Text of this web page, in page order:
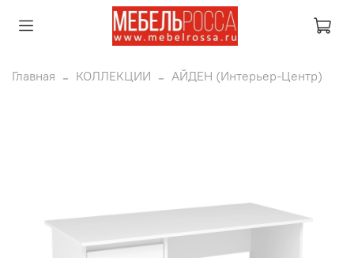
Главная КОЛЛЕКЦИИ АЙДЕН (Интерьер-Центр)